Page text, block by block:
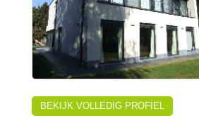
BEKIJK VOLLEDIG PROFIEL